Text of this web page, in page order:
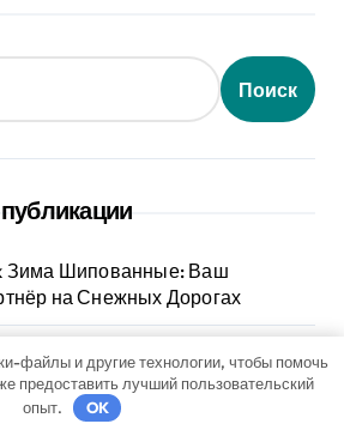
Поиск
Зима Шипованные: Ваш
на Снежных Дорогах
применение для лечения
файлы и другие технологии, чтобы помочь
предоставить лучший пользовательский
опыт.
OK